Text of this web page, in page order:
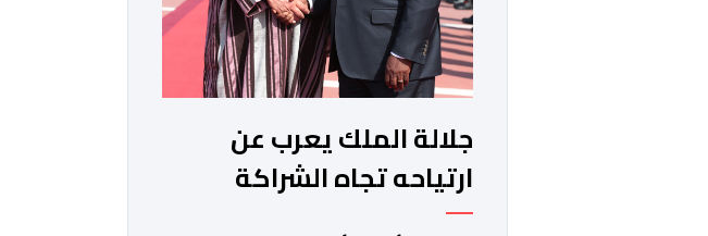
جلالة الملك يعرب عن
ارتياحه تجاه الشراكة
الاستراتيجية بين المغرب